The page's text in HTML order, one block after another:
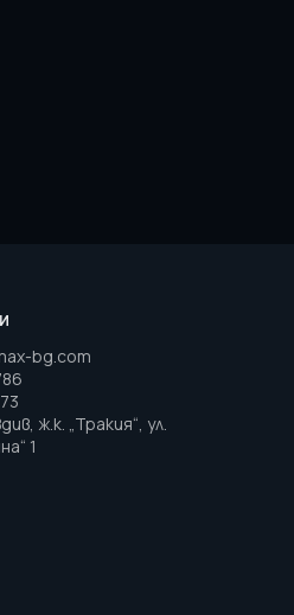
bg.com
ж.к. „Тракия“, ул.
1